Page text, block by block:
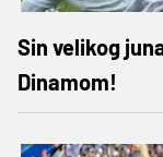
Sin velikog
Dinamom!